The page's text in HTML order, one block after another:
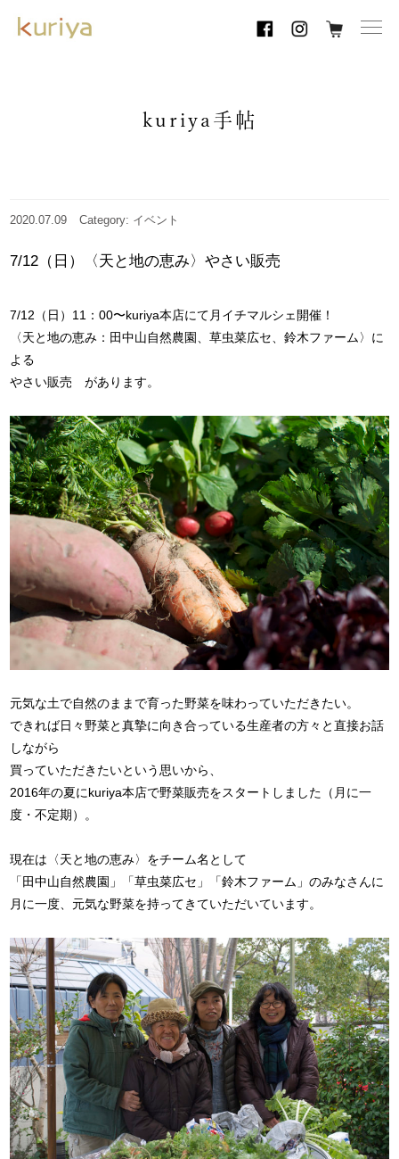
kuriya手帖
2020.07.09 Category: イベント
7/12（日）〈天と地の恵み〉やさい販売
7/12（日）11：00〜kuriya本店にて月イチマルシェ開催！
〈天と地の恵み：田中山自然農園、草虫菜広セ、鈴木ファーム〉に
よる
やさい販売 があります。
元気な土で自然のままで育った野菜を味わっていただきたい。
できれば日々野菜と真摯に向き合っている生産者の方々と直接お話
しながら
買っていただきたいという思いから、
2016年の夏にkuriya本店で野菜販売をスタートしました（月に一
度・不定期）。
現在は〈天と地の恵み〉をチーム名として
「田中山自然農園」「草虫菜広セ」「鈴木ファーム」のみなさんに
月に一度、元気な野菜を持ってきていただいています。